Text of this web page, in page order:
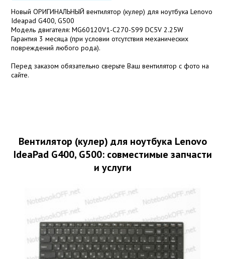
Новый ОРИГИНАЛЬНЫЙ вентилятор (кулер) для ноутбука Lenovo
Ideapad G400, G500
Модель двигателя: MG60120V1-C270-S99 DC5V 2.25W
Гарантия 3 месяца (при условии отсутствия механических
повреждений любого рода).
Перед заказом обязательно сверьте Ваш вентилятор с фото на
сайте.
Вентилятор (кулер) для ноутбука Lenovo
IdeaPad G400, G500: совместимые запчасти
и услуги